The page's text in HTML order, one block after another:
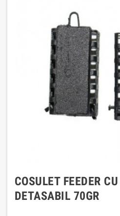
COSULET FEEDER
DETASABIL 70GR